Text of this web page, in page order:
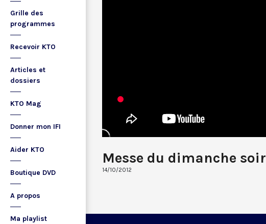
Grille des
programmes
Recevoir KTO
Articles et
dossiers
KTO Mag
Donner mon IFI
Aider KTO
Boutique DVD
A propos
Ma playlist
Messe du dimanche soir
14/10/2012